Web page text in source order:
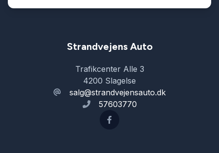
Strandvejens Auto
Trafikcenter Alle 3
4200 Slagelse
salg@strandvejensauto.dk
57603770